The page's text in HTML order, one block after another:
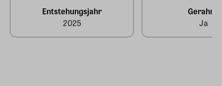
Entstehungsjahr
2025
Gerahmt
Ja